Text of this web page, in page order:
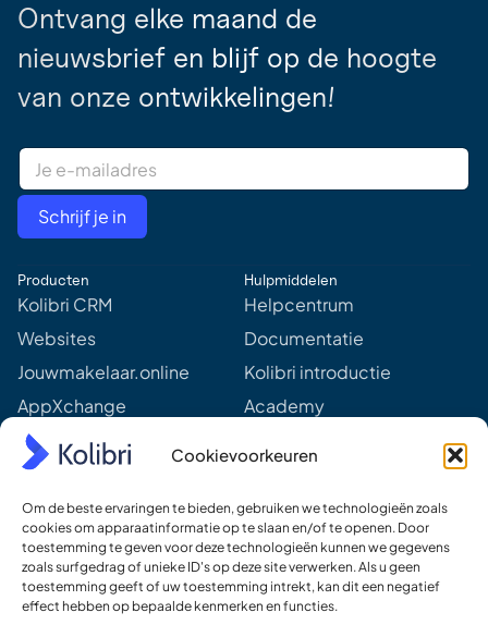
Cookievoorkeuren
Om de beste ervaringen te bieden, gebruiken we technologieën zoals
cookies om apparaatinformatie op te slaan en/of te openen. Door
toestemming te geven voor deze technologieën kunnen we gegevens
zoals surfgedrag of unieke ID's op deze site verwerken. Als u geen
toestemming geeft of uw toestemming intrekt, kan dit een negatief
effect hebben op bepaalde kenmerken en functies.
Ontvang elke maand de
nieuwsbrief en blijf op de hoogte
van onze ontwikkelingen!
E
a
l
d
r
s
*
Schrijf je in
Producten
Kolibri CRM
Websites
Jouwmakelaar.online
AppXchange
Mediapartners
Prijzen
Hulpmiddelen
Helpcentrum
Documentatie
Kolibri introductie
Academy
Aankomende webinars &
events
Meer van Kolibri
Kolibri voor developers
Ons DNA
Ons team